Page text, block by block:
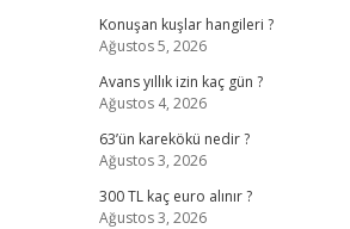
Konuşan kuşlar hangileri ?
Ağustos 5, 2026
Avans yıllık izin kaç gün ?
Ağustos 4, 2026
63’ün karekökü nedir ?
Ağustos 3, 2026
300 TL kaç euro alınır ?
Ağustos 3, 2026